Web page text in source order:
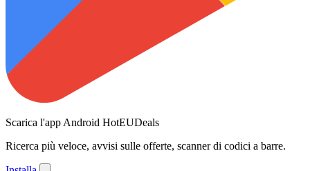
Scarica l'app Android HotEUDeals
Ricerca più veloce, avvisi sulle offerte, scanner di codici a barre.